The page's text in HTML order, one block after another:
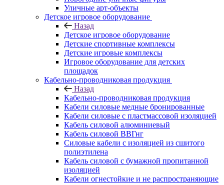
Уличные арт-объекты
Детское игровое оборудование
Назад
Детское игровое оборудование
Детские спортивные комплексы
Детские игровые комплексы
Игровое оборудование для детских
площадок
Кабельно-проводниковая продукция
Назад
Кабельно-проводниковая продукция
Кабели силовые медные бронированные
Кабели силовые с пластмассовой изоляцией
Кабель силовой алюминиевый
Кабель силовой ВВГнг
Силовые кабели с изоляцией из сшитого
полиэтилена
Кабель силовой с бумажной пропитанной
изоляцией
Кабели огнестойкие и не распространяющие